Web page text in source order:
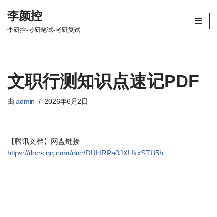
跳
李颜控
李研控-考研笔试-考研复试
文职行测知识点速记PDF
由 admin 2026年6月2日
【腾讯文档】网盘链接
https://docs.qq.com/doc/DUHRPa0JXUkxSTU5h